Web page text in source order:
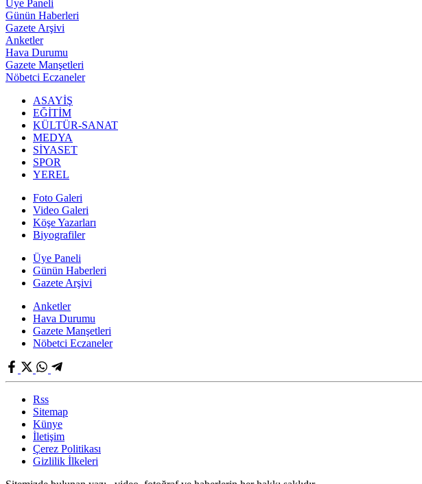
Üye Paneli
Günün Haberleri
Gazete Arşivi
Anketler
Hava Durumu
Gazete Manşetleri
Nöbetci Eczaneler
ASAYİŞ
EĞİTİM
KÜLTÜR-SANAT
MEDYA
SİYASET
SPOR
YEREL
Foto Galeri
Video Galeri
Köşe Yazarları
Biyografiler
Üye Paneli
Günün Haberleri
Gazete Arşivi
Anketler
Hava Durumu
Gazete Manşetleri
Nöbetci Eczaneler
Rss
Sitemap
Künye
İletişim
Çerez Politikası
Gizlilik İlkeleri